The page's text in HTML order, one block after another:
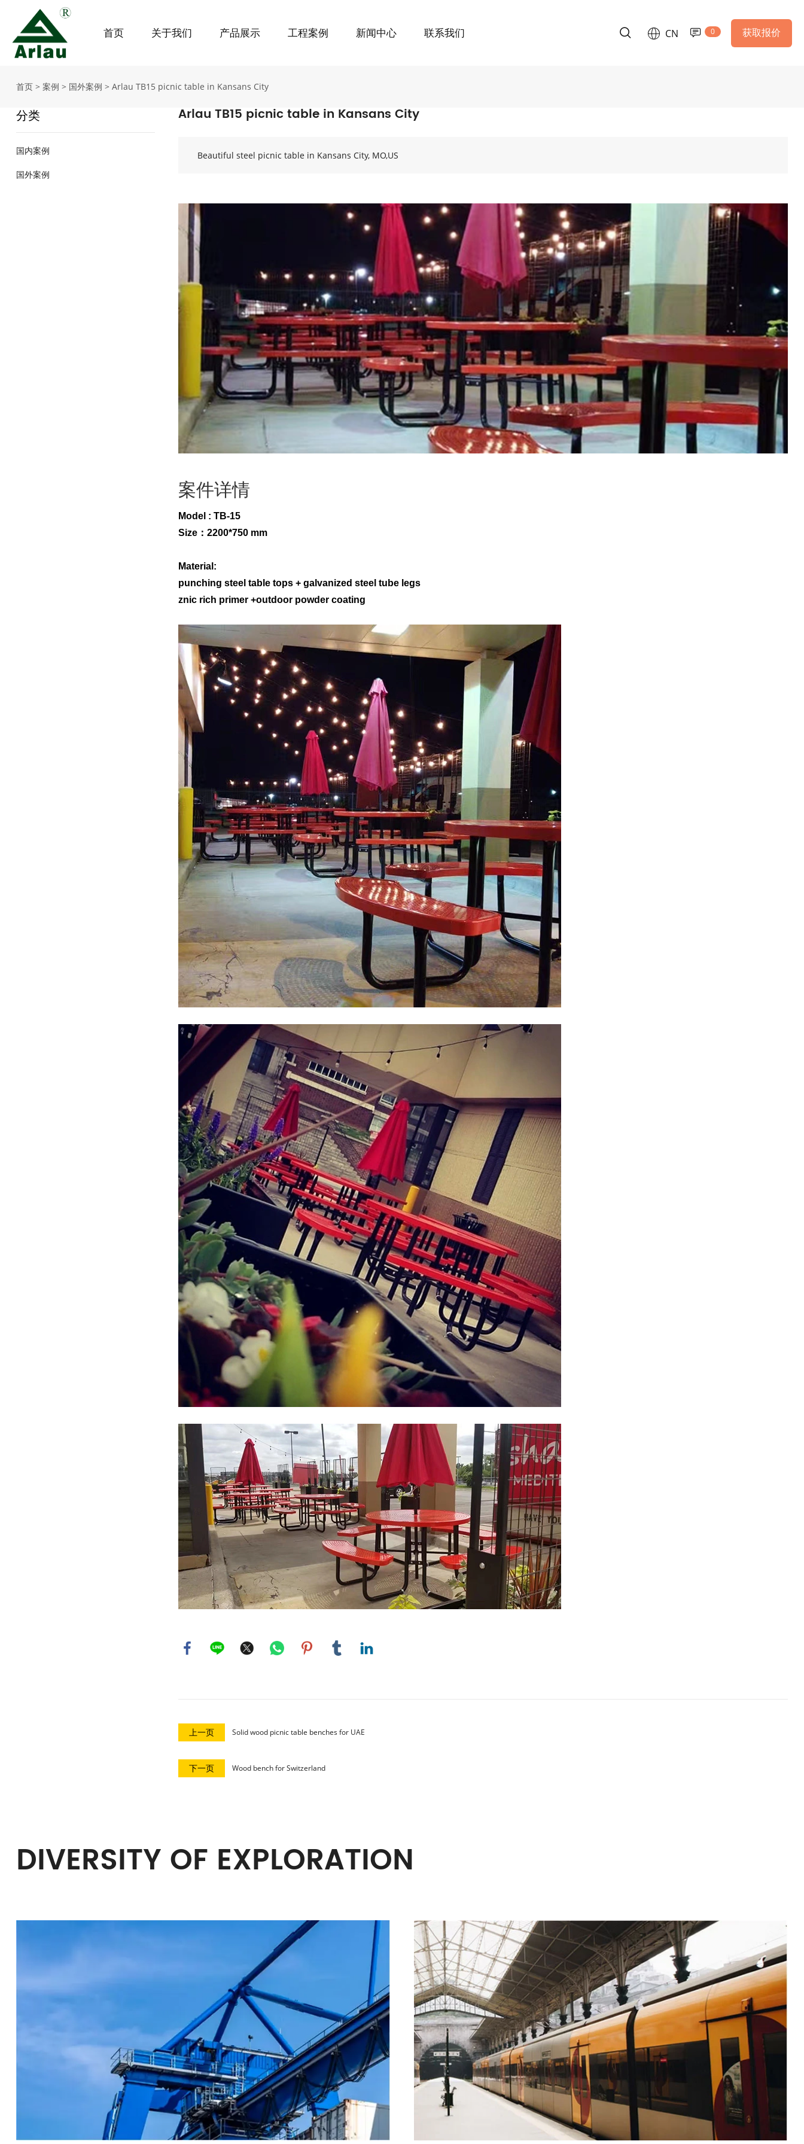
首页 关于我们 产品展示 工程案例 新闻中心 联系我们 CN 0 获取报价
首页> 案例 > 国外案例 > Arlau TB15 picnic table in Kansans City
分类
国内案例
国外案例
Arlau TB15 picnic table in Kansans City
Beautiful steel picnic table in Kansans City, MO,US
案件详情
Model : TB-15
Size：2200*750 mm
Material:
punching steel table tops + galvanized steel tube legs
znic rich primer +outdoor powder coating
上一页 Solid wood picnic table benches for UAE
下一页 Wood bench for Switzerland
DIVERSITY OF EXPLORATION